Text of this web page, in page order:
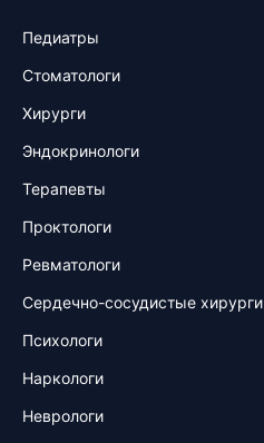
Педиатры
Стоматологи
Хирурги
Эндокринологи
Терапевты
Проктологи
Ревматологи
Сердечно-сосудистые хирурги
Психологи
Наркологи
Неврологи